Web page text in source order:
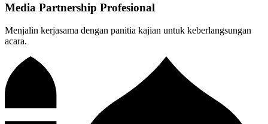
Media Partnership Profesional
Menjalin kerjasama dengan panitia kajian untuk keberlangsungan
acara.